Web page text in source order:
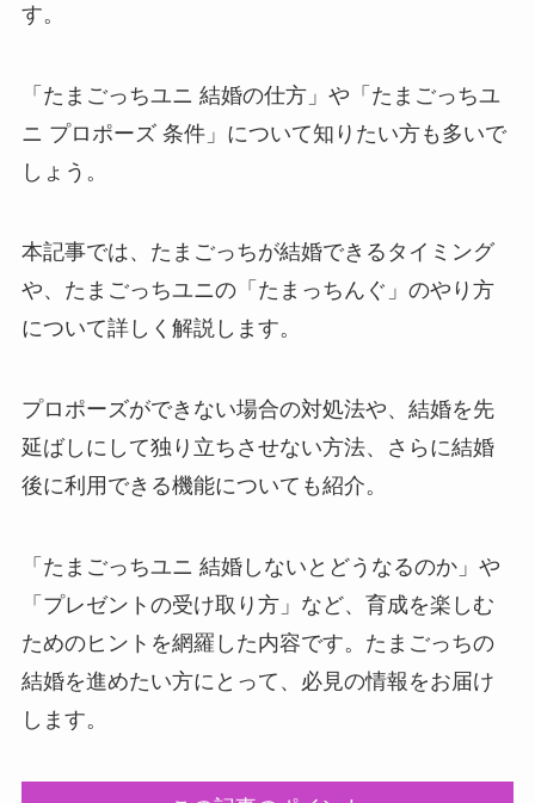
す。
「たまごっちユニ 結婚の仕方」や「たまごっちユ
ニ プロポーズ 条件」について知りたい方も多いで
しょう。
本記事では、たまごっちが結婚できるタイミング
や、たまごっちユニの「たまっちんぐ」のやり方
について詳しく解説します。
プロポーズができない場合の対処法や、結婚を先
延ばしにして独り立ちさせない方法、さらに結婚
後に利用できる機能についても紹介。
「たまごっちユニ 結婚しないとどうなるのか」や
「プレゼントの受け取り方」など、育成を楽しむ
ためのヒントを網羅した内容です。たまごっちの
結婚を進めたい方にとって、必見の情報をお届け
します。